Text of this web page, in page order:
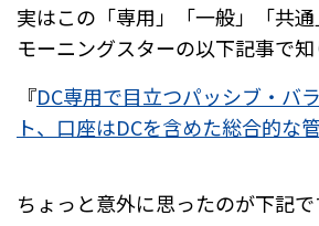
実はこの「専用」「一般」「共
モーニングスターの以下記事で知
『DC専用で目立つパッシブ・バ
ト、口座はDCを含めた総合的な
ちょっと意外に思ったのが下記で